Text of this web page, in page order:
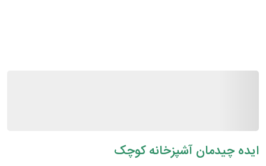
ایده چیدمان آشپزخانه کوچک